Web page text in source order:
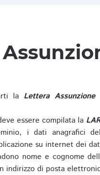
la Lettera Assunzione
essere compilata la
i dati anagrafici
su internet dei
nome e cognome
indirizzo di posta